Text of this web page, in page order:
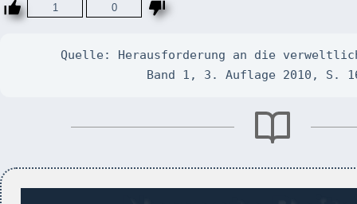
1 0
Quelle: Herausforderung an die
Band 1, 3. Auflage 2010, S.